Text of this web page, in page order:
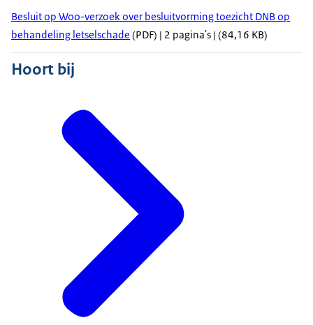
Besluit op Woo-verzoek over besluitvorming toezicht DNB op
behandeling letselschade (PDF) | 2 pagina's | (84,16 KB)
Hoort bij